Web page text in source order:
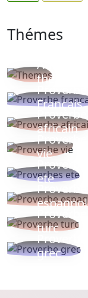
Thémes
Autres
thèmes
Proverbe
Français
Proverbe
africain
Proverbe
vie
Proverbes
ete
Proverbe
espagnol
Proverbe
turc
Proverbe
grec